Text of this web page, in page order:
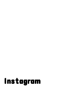
Instagram